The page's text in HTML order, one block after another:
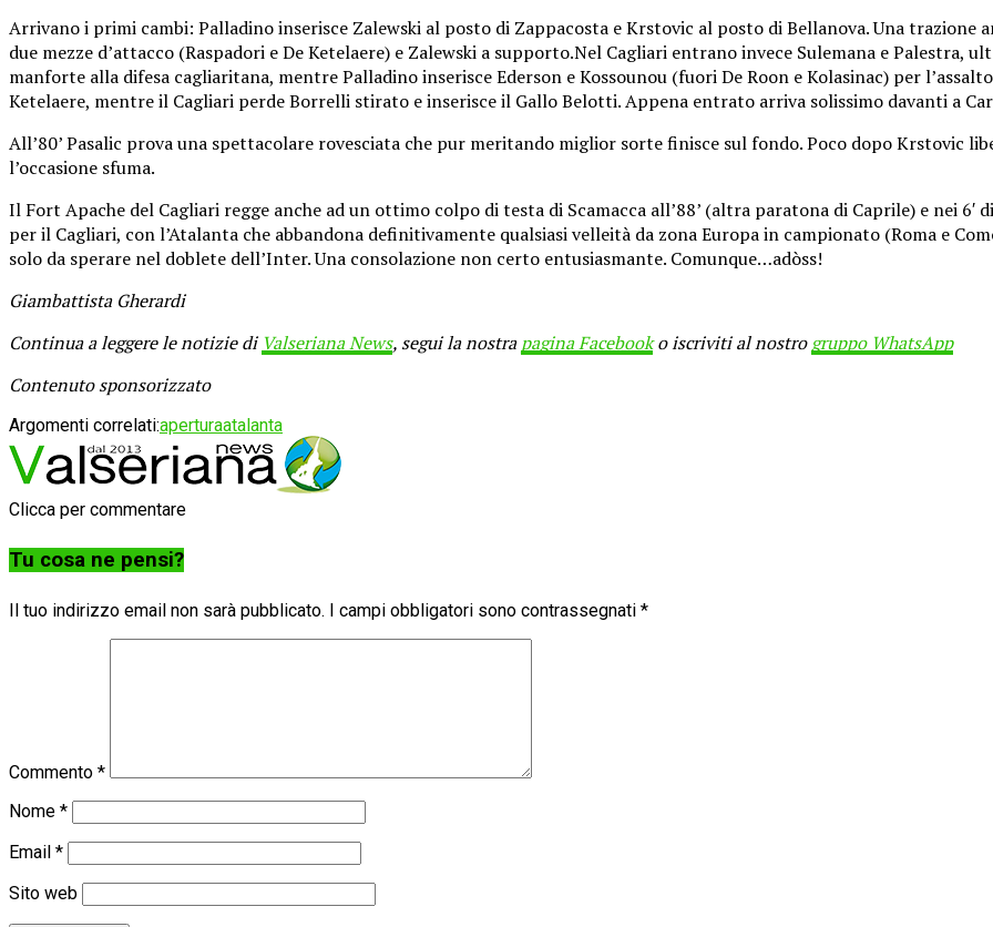
Arrivano i primi cambi: Palladino inserisce Zalewski al posto di Zappacosta e Krstovic al posto di Bellanova. Una
due mezze d’attacco (Raspadori e De Ketelaere) e Zalewski a supporto.Nel Cagliari entrano invece Sulemana e Palestra,
manforte alla difesa cagliaritana, mentre Palladino inserisce Ederson e Kossounou (fuori De Roon e Kolasinac) per
Ketelaere, mentre il Cagliari perde Borrelli stirato e inserisce il Gallo Belotti. Appena entrato arriva solissimo davanti a
All’80’ Pasalic prova una spettacolare rovesciata che pur meritando miglior sorte finisce sul fondo. Poco dopo Krstovic
l’occasione sfuma.
Il Fort Apache del Cagliari regge anche ad un ottimo colpo di testa di Scamacca all’88’ (altra paratona di Caprile) e nei 6′
per il Cagliari, con l’Atalanta che abbandona definitivamente qualsiasi velleità da zona Europa in campionato (Roma e
solo da sperare nel doblete dell’Inter. Una consolazione non certo entusiasmante. Comunque…adòss!
Giambattista Gherardi
Continua a leggere le notizie di Valseriana News, segui la nostrapagina Facebooko iscriviti al nostrogruppo WhatsApp
Contenuto sponsorizzato
Argomenti correlati:aperturaatalanta
Clicca per commentare
Tu cosa ne pensi?
Il tuo indirizzo email non sarà pubblicato. I campi obbligatori sono contrassegnati *
Commento *
Nome *
Email *
Sito web